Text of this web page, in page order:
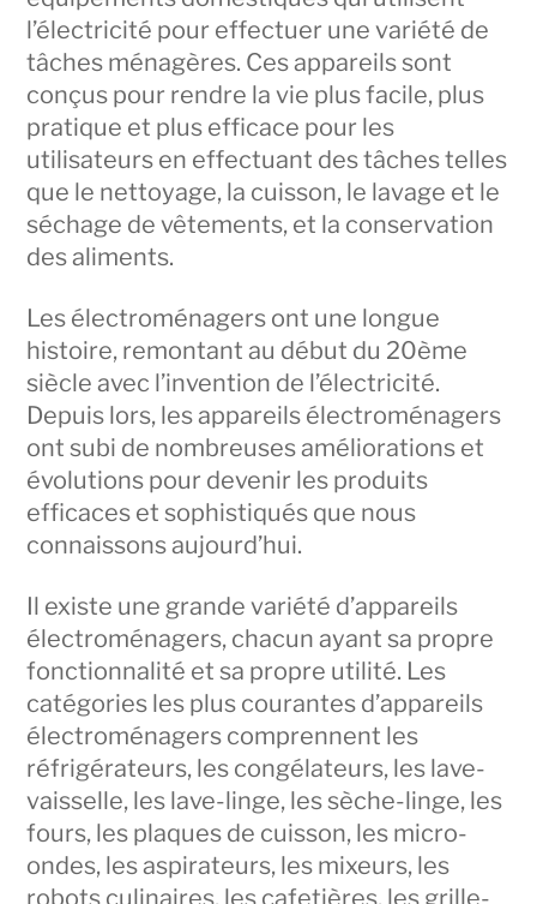
l’électricité pour effectuer une variété de
tâches ménagères. Ces appareils sont
conçus pour rendre la vie plus facile, plus
pratique et plus efficace pour les
utilisateurs en effectuant des tâches telles
que le nettoyage, la cuisson, le lavage et le
séchage de vêtements, et la conservation
des aliments.
Les électroménagers ont une longue
histoire, remontant au début du 20ème
siècle avec l’invention de l’électricité.
Depuis lors, les appareils électroménagers
ont subi de nombreuses améliorations et
évolutions pour devenir les produits
efficaces et sophistiqués que nous
connaissons aujourd’hui.
Il existe une grande variété d’appareils
électroménagers, chacun ayant sa propre
fonctionnalité et sa propre utilité. Les
catégories les plus courantes d’appareils
électroménagers comprennent les
réfrigérateurs, les congélateurs, les lave-
vaisselle, les lave-linge, les sèche-linge, les
fours, les plaques de cuisson, les micro-
ondes, les aspirateurs, les mixeurs, les
robots culinaires, les cafetières, les grille-